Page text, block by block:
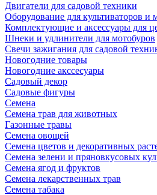
Двигатели для садовой техники
Оборудование для культиваторов и
Комплектующие и аксессуары для
Шнеки и удлинители для мотобуров
Свечи зажигания для садовой
Новогодние товары
Новогодние акссесуары
Садовый декор
Садовые фигуры
Семена
Семена трав для животных
Газонные травы
Семена овощей
Семена цветов и декоративных
Семена зелени и пряновкусовых
Семена ягод и фруктов
Семена лекарственных трав
Семена табака